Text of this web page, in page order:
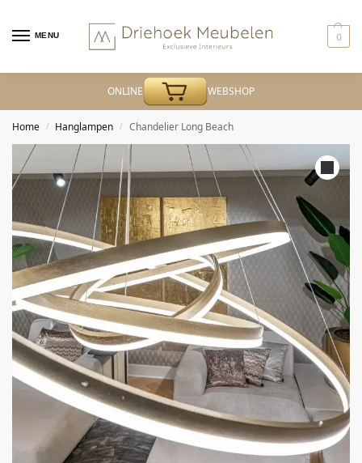
MENU 0
ONLINE WEBSHOP
Home / Hanglampen / Chandelier Long Beach